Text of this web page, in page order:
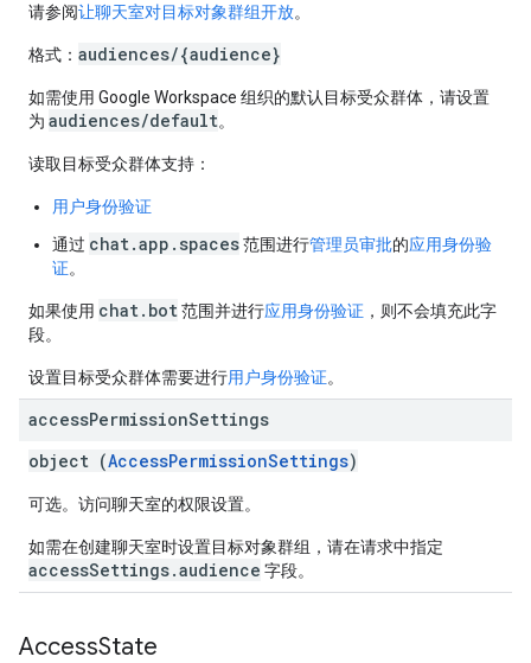
请参阅让聊天室对目标对象群组开放。
格式： audiences/{audience}
如需使用 Google Workspace 组织的默认目标受众群体，请设置
为 audiences/default。
读取目标受众群体支持：
用户身份验证
通过 chat.app.spaces范围进行管理员审批的应用身份验
证。
如果使用 chat.bot范围并进行应用身份验证 ，则不会填充此字
段。
设置目标受众群体需要进行用户身份验证。
accessPermissionSettings
object (AccessPermissionSettings)
可选。访问聊天室的权限设置。
如需在创建聊天室时设置目标对象群组，请在请求中指定
accessSettings.audience 字段。
AccessState